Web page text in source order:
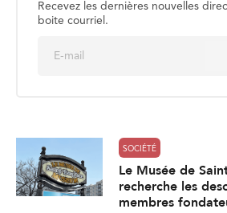
Recevez les dernières nouvelles
boite courriel.
SOCIÉTÉ
Le Musée de
recherche les
membres